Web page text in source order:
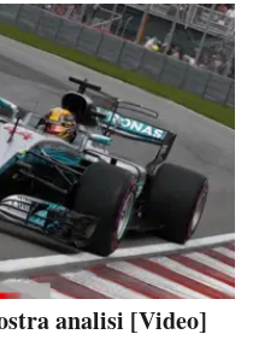
analisi [Video]